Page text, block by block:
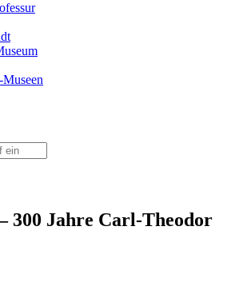
Suchen
300 Jahre Carl-Theodor